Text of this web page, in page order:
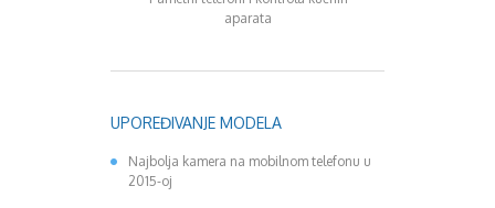
aparata
UPOREĐIVANJE MODELA
Najbolja kamera na mobilnom telefonu u
2015-oj